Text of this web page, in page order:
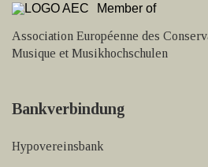
Member of
Association Européenne des
Musique et Musikhochschulen
Bankverbindung
Hypovereinsbank